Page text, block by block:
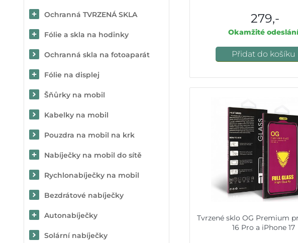
Ochranná TVRZENÁ SKLA
Fólie a skla na hodinky
Ochranná skla na fotoaparát
Fólie na displej
Šňůrky na mobil
Kabelky na mobil
Pouzdra na mobil na krk
Nabíječky na mobil do sítě
Rychlonabíječky na mobil
Bezdrátové nabíječky
Autonabíječky
Solární nabíječky
279,-
Okamžité
Přidat do košíku
Tvrzené sklo OG Premium
16 Pro a iPhone 17